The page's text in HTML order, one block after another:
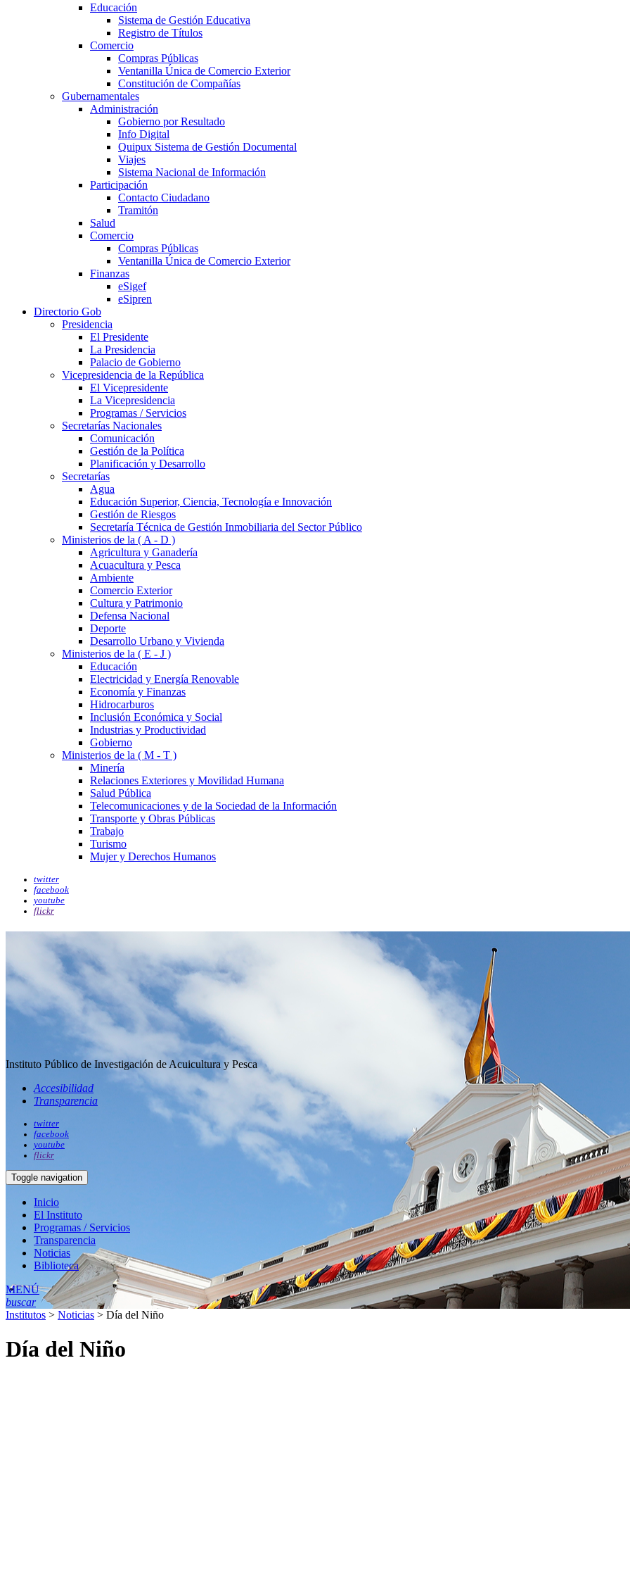
Educación
Sistema de Gestión Educativa
Registro de Títulos
Comercio
Compras Públicas
Ventanilla Única de Comercio Exterior
Constitución de Compañías
Gubernamentales
Administración
Gobierno por Resultado
Info Digital
Quipux Sistema de Gestión Documental
Viajes
Sistema Nacional de Información
Participación
Contacto Ciudadano
Tramitón
Salud
Comercio
Compras Públicas
Ventanilla Única de Comercio Exterior
Finanzas
eSigef
eSipren
Directorio Gob
Presidencia
El Presidente
La Presidencia
Palacio de Gobierno
Vicepresidencia de la República
El Vicepresidente
La Vicepresidencia
Programas / Servicios
Secretarías Nacionales
Comunicación
Gestión de la Política
Planificación y Desarrollo
Secretarías
Agua
Educación Superior, Ciencia, Tecnología e Innovación
Gestión de Riesgos
Secretaría Técnica de Gestión Inmobiliaria del Sector Público
Ministerios de la ( A - D )
Agricultura y Ganadería
Acuacultura y Pesca
Ambiente
Comercio Exterior
Cultura y Patrimonio
Defensa Nacional
Deporte
Desarrollo Urbano y Vivienda
Ministerios de la ( E - J )
Educación
Electricidad y Energía Renovable
Economía y Finanzas
Hidrocarburos
Inclusión Económica y Social
Industrias y Productividad
Gobierno
Ministerios de la ( M - T )
Minería
Relaciones Exteriores y Movilidad Humana
Salud Pública
Telecomunicaciones y de la Sociedad de la Información
Transporte y Obras Públicas
Trabajo
Turismo
Mujer y Derechos Humanos
twitter
facebook
youtube
flickr
Instituto Público de Investigación de Acuicultura y Pesca
Accesibilidad
Transparencia
twitter
facebook
youtube
flickr
Toggle navigation
Inicio
El Instituto
Programas / Servicios
Transparencia
Noticias
Biblioteca
MENÚ
buscar
Institutos > Noticias > Día del Niño
Día del Niño